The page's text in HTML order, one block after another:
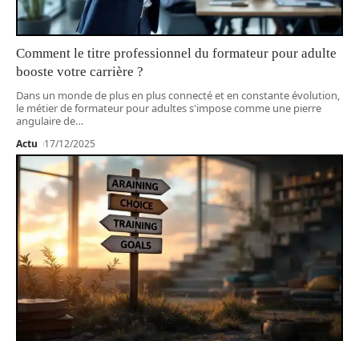
Comment le titre professionnel du formateur pour adulte
booste votre carrière ?
Dans un monde de plus en plus connecté et en constante évolution,
le métier de formateur pour adultes s'impose comme une pierre
angulaire de…
Actu 17/12/2025